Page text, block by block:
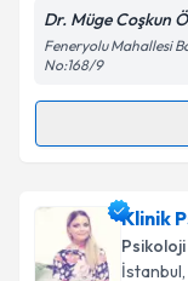
Dr. Müge Coşkun
Feneryolu Mahallesi
No:168/9
Randevu
Uzm. Dr.
oluşturun.
takvim
Klinik
Psikoloji
İstanbul